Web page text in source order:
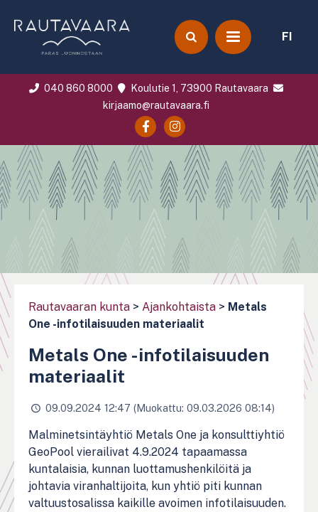
FI
040 860 8000
Koulutie 1, 73900 Rautavaara
kirjaamo@rautavaara.fi
Rautavaaran kunta > Ajankohtaista > Metals
One -infotilaisuuden materiaalit
Metals One -infotilaisuuden
materiaalit
09.09.2024 12:47 (Muokattu: 09.03.2026 08:14)
Malminetsintäyhtiö Metals One ja konsulttiyhtiö
GeoPool vierailivat 4.9.2024 tapaamassa
kuntalaisia, kunnan luottamushenkilöitä ja
johtavia viranhaltijoita, kun yhtiö piti kunnan
valtuustosalissa kaikille avoimen infotilaisuuden.